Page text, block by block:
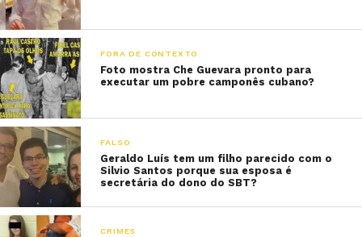
FORA DE CONTEXTO
Foto mostra Che Guevara pronto para
executar um pobre camponês cubano?
FALSO
Geraldo Luís tem um filho parecido com o
Silvio Santos porque sua esposa é
secretária do dono do SBT?
CRIMES